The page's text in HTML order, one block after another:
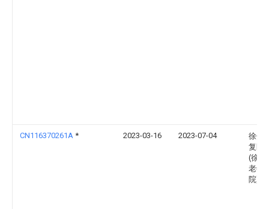
CN116370261A * 2023-03-16 2023-07-04
徐州
复医
(徐州
老年
院)